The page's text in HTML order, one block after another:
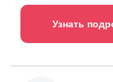
Узнать